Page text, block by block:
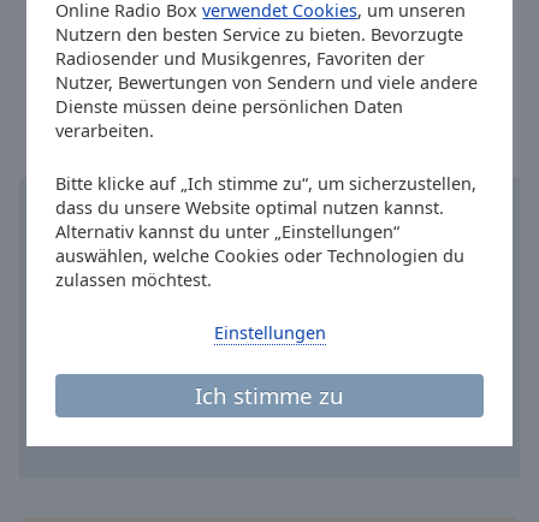
Online Radio Boxverwendet Cookies, um unseren
Nutzern den besten Service zu bieten. Bevorzugte
Radiosender und Musikgenres, Favoriten der
Nutzer, Bewertungen von Sendern und viele andere
Dienste müssen deine persönlichen Daten
verarbeiten.
Bitte klicke auf „Ich stimme zu“, um sicherzustellen,
dass du unsere Website optimal nutzen kannst.
Alternativ kannst du unter „Einstellungen“
auswählen, welche Cookies oder Technologien du
zulassen möchtest.
Ich stimme zu
Einstellungen
0351 - 28 98 9999 (für Region Dresden)
0371 - 30 80 9000 (für Region Chemnitz)
Ortszeit in Leipzig:08:34,08.07.2026